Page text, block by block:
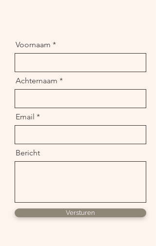
Voornaam
Achternaam
Email
Bericht
Versturen